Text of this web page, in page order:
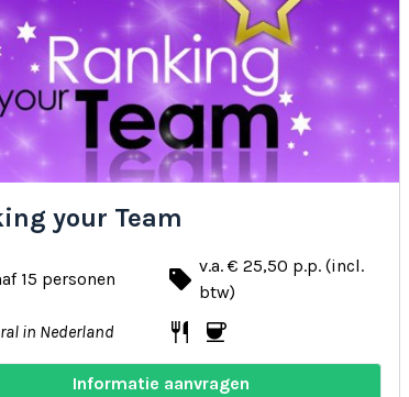
your Team
15 personen local_offer v.a. € 25,50 p.p. (incl.
btw)
in Nederland restaurant coffee
Informatie aanvragen